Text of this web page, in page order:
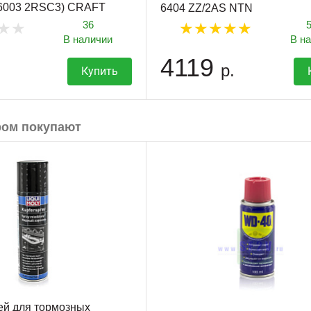
2RSC3) CRAFT
36
В наличии
Купить
6404 ZZ/2AS NTN
В
4119 р.
покупают
для тормозных